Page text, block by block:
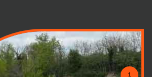
votre benne tout
en quelques clics à
1